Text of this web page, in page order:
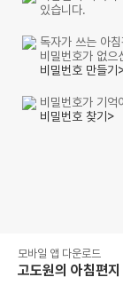
있습니다.
독자가 쓰는 아
비밀번호가 없으
비밀번호 만들기
비밀번호가 기억
비밀번호 찾기>
모바일 앱 다운로드
고도원의 아침편지